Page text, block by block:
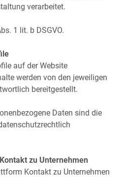
verarbeitet.
1 lit. b DSGVO.
auf der Website
werden von den jeweiligen
bereitgestellt.
Daten sind die
zu Unternehmen
Kontakt zu Unternehmen